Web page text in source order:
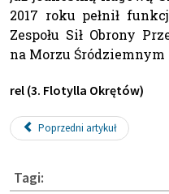
2017 roku pełnił
Zespołu Sił Obrony
na Morzu
rel (3. Flotylla Okrętów)
Poprzedni artykuł
Tagi: